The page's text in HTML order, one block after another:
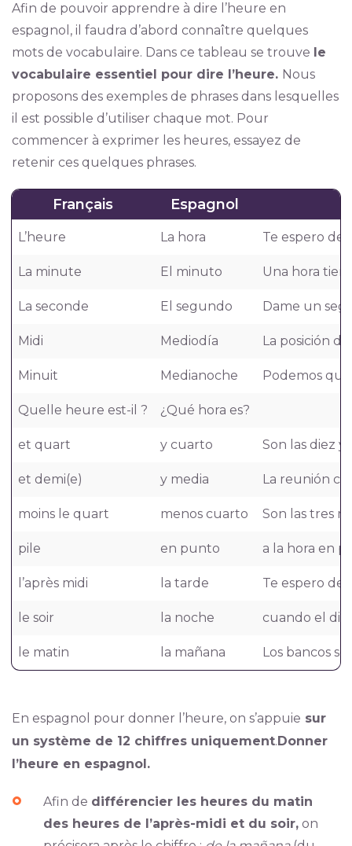
Afin de pouvoir apprendre à dire l’heure en
espagnol, il faudra d’abord connaître quelques
mots de vocabulaire. Dans ce tableau se trouve le
vocabulaire essentiel pour dire l’heure. Nous
proposons des exemples de phrases dans lesquelles
il est possible d’utiliser chaque mot. Pour
commencer à exprimer les heures, essayez de
retenir ces quelques phrases.
Français Espagnol
L’heure La hora Te espero
La minute El minuto Una hora
La seconde El segundo Dame un
Midi Mediodía La posición
Minuit Medianoche Podemos
Quelle heure est-il ? ¿Qué hora es?
et quart y cuarto Son las diez
et demi(e) y media La reunión
moins le quart menos cuarto Son las tres
pile en punto a la hora en
l’après midi la tarde Te espero
le soir la noche cuando el dia
le matin la mañana Los bancos
En espagnol pour donner l’heure, on s’appuie sur
un système de 12 chiffres uniquement.Donner
l’heure en espagnol.
Afin de différencier les heures du matin
des heures de l’après-midi et du soir,on